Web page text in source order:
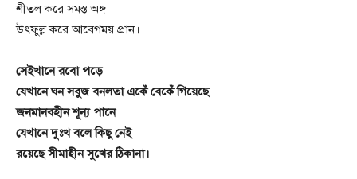
শীতল করে সমস্ত অঙ্গ
উৎফুল্ল করে আবেগময় প্রান।
সেইখানে রবো পড়ে
যেখানে ঘন সবুজ বনলতা একেঁ বেকেঁ গিয়েছে
জনমানবহীন শূন্য পানে
যেখানে দুঃখ বলে কিছু নেই
রয়েছে সীমাহীন সুখের ঠিকানা।